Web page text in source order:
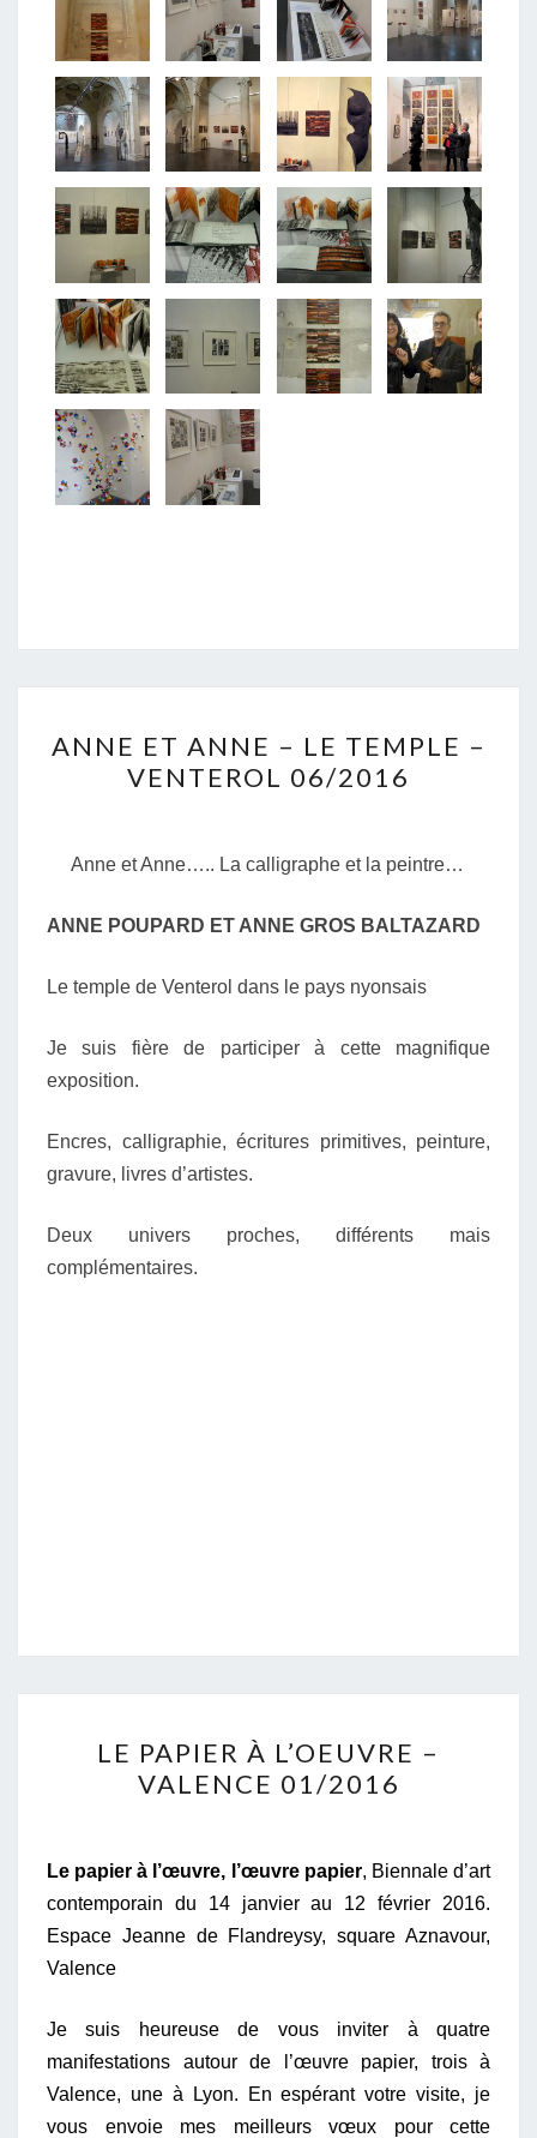
ET
ANNE
LE
–
06/2016
ANNE ET ANNE – LE TEMPLE –
VENTEROL 06/2016
Anne et Anne….. La calligraphe et la peintre…
ANNE POUPARD ET ANNE GROS BALTAZARD
Le temple de Venterol dans le pays nyonsais
Je suis fière de participer à cette magnifique
exposition.
Encres, calligraphie, écritures primitives, peinture,
gravure, livres d’artistes.
Deux univers proches, différents mais
complémentaires.
PAPIER
À
VALENCE
LE PAPIER À L’OEUVRE –
VALENCE 01/2016
Le papier à l’œuvre, l’œuvre papier, Biennale d’art
contemporain du 14 janvier au 12 février 2016.
Espace Jeanne de Flandreysy, square Aznavour,
Valence
Je suis heureuse de vous inviter à quatre
manifestations autour de l’œuvre papier, trois à
Valence, une à Lyon. En espérant votre visite, je
vous envoie mes meilleurs vœux pour cette